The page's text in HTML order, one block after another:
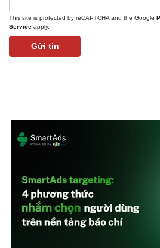
Khởi nghiệp
This site is protected by reCAPTCHA and the Google
Service apply.
Gửi tin